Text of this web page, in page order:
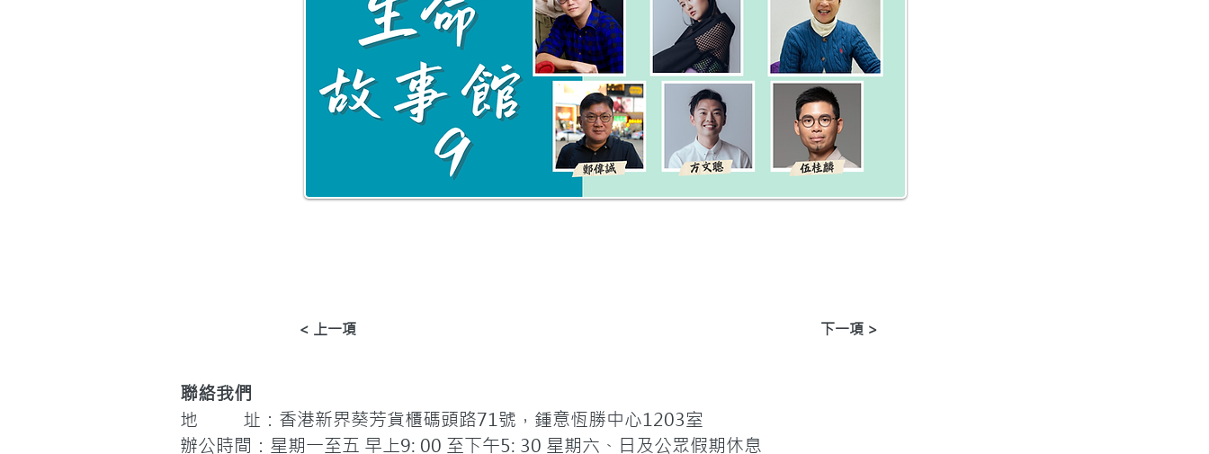
< 上一項 下一項 >
聯絡我們
地 址：香港新界葵芳貨櫃碼頭路71號，鍾意恆勝中心1203室
辦公時間：星期一至五 早上9: 00 至下午5: 30 星期六、日及公眾假期休息